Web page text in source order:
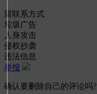
留联系方式
垃圾广告
人身攻击
侵权抄袭
违法信息
举报
确认要删除自己的评论吗?